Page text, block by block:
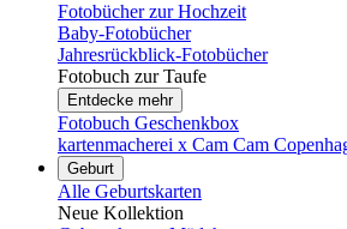
Fotobücher zur Hochzeit
Baby-Fotobücher
Jahresrückblick-Fotobücher
Fotobuch zur Taufe
Entdecke mehr
Fotobuch Geschenkbox
kartenmacherei x Cam Cam
Geburt
Alle Geburtskarten
Neue Kollektion